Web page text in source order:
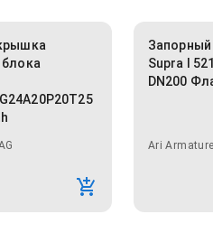
Запорный
Supra I
DN200
Ari